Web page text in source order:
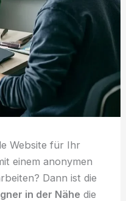
Website für Ihr
einem anonymen
Dann ist die
in der Nähe die